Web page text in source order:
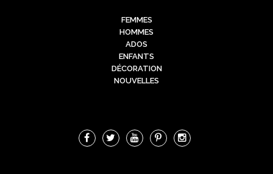
FEMMES
HOMMES
ADOS
ENFANTS
DÉCORATION
NOUVELLES